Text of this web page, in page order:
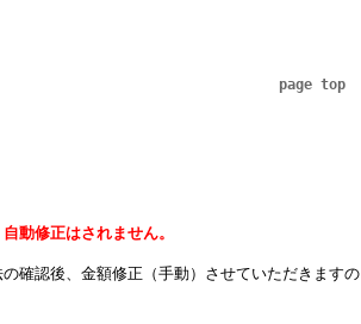
page top
動修正はされません。
確認後、金額修正（手動）させていただきますの